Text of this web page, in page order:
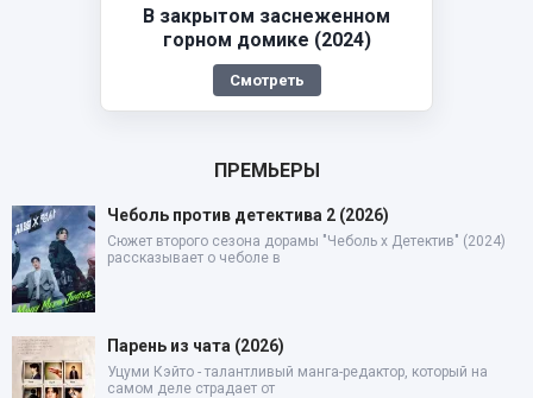
В закрытом заснеженном
горном домике (2024)
Смотреть
ПРЕМЬЕРЫ
Чеболь против детектива 2 (2026)
Сюжет второго сезона дорамы "Чеболь x Детектив" (2024)
рассказывает о чеболе в
Парень из чата (2026)
Уцуми Кэйто - талантливый манга-редактор, который на
самом деле страдает от